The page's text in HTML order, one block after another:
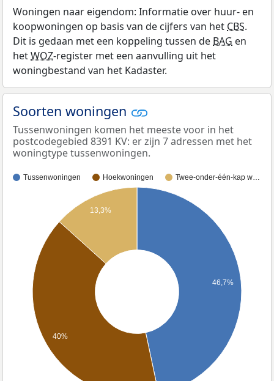
Woningen naar eigendom: Informatie over huur- en
koopwoningen op basis van de cijfers van het CBS.
Dit is gedaan met een koppeling tussen de BAG en
hetWOZ-register met een aanvulling uit het
woningbestand van het Kadaster.
Soorten woningen
Tussenwoningen komen het meeste voor in het
postcodegebied 8391 KV: er zijn 7 adressen met het
woningtype tussenwoningen.
Tussenwoningen Hoekwoningen Twee-onder-één-kap w…
46,7%
13,3%
40%